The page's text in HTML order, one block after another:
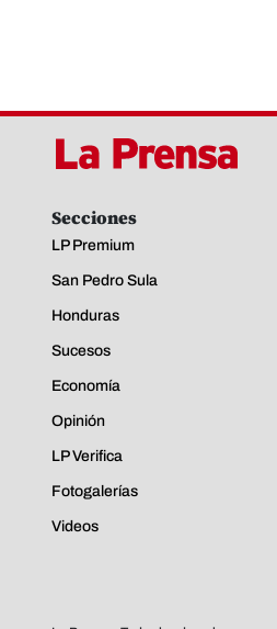
Secciones
LP Premium
San Pedro Sula
Honduras
Sucesos
Economía
Opinión
LP Verifica
Fotogalerías
Videos